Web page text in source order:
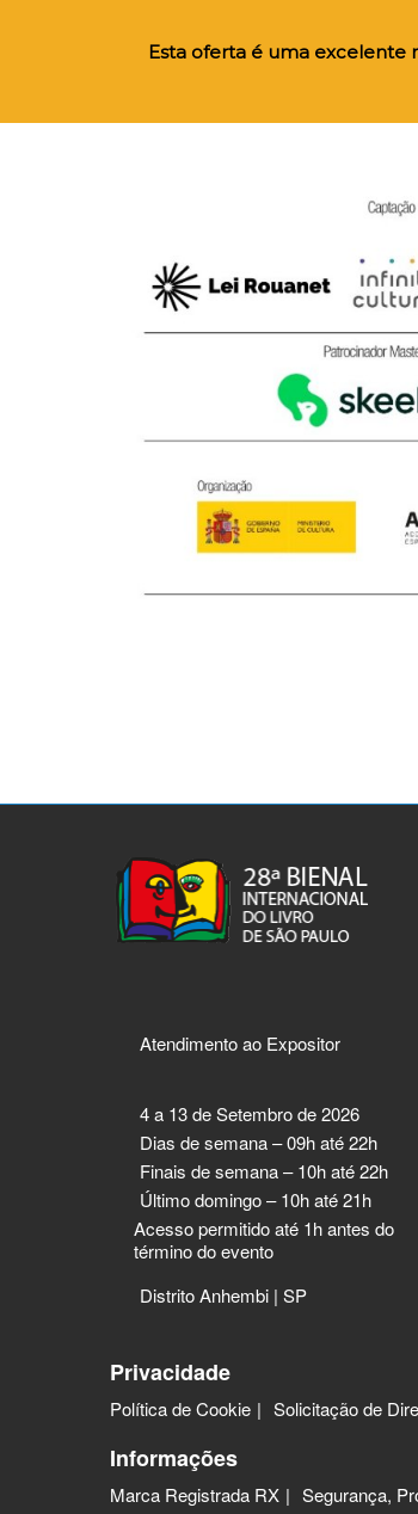
Esta oferta é uma excelente
Atendimento ao Expositor
4 a 13 de Setembro de 2026
Dias de semana – 09h até 22h
Finais de semana – 10h até 22h
Último domingo – 10h até 21h
Acesso permitido até 1h antes do
término do evento
Distrito Anhembi | SP
Privacidade
Política de Cookie Solicitação de
Informações
Marca Registrada RX Segurança,